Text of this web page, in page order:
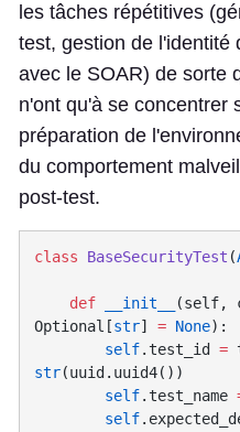
les tâches répétitives
test, gestion de l'identité
avec le SOAR) de sorte
n'ont qu'à se concentrer
préparation de
du comportement
post-test.
class BaseSecurityTest (
    def
__init__ (self,
Optional[str] = None
        self
.test_id =
str
        self
.test_name
        self